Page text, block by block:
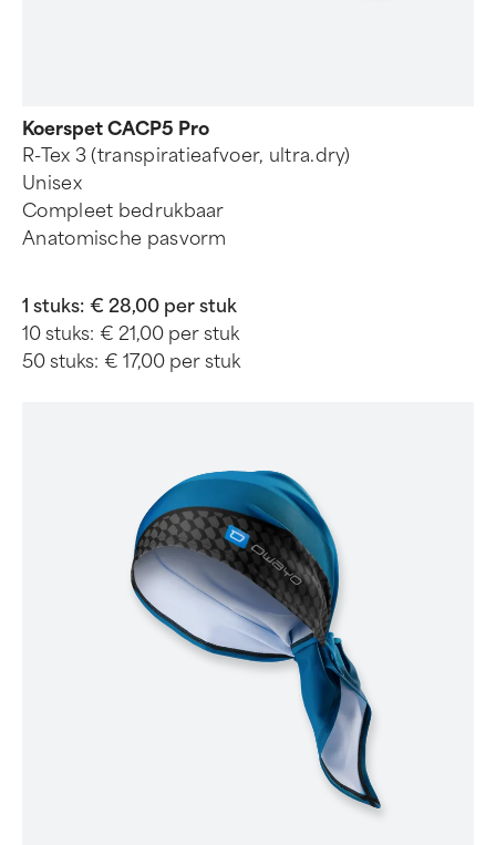
Koerspet CACP5 Pro
R-Tex 3 (transpiratieafvoer, ultra.dry)
Unisex
Compleet bedrukbaar
Anatomische pasvorm
1 stuks: € 28,00 per stuk
10 stuks: € 21,00 per stuk
50 stuks: € 17,00 per stuk